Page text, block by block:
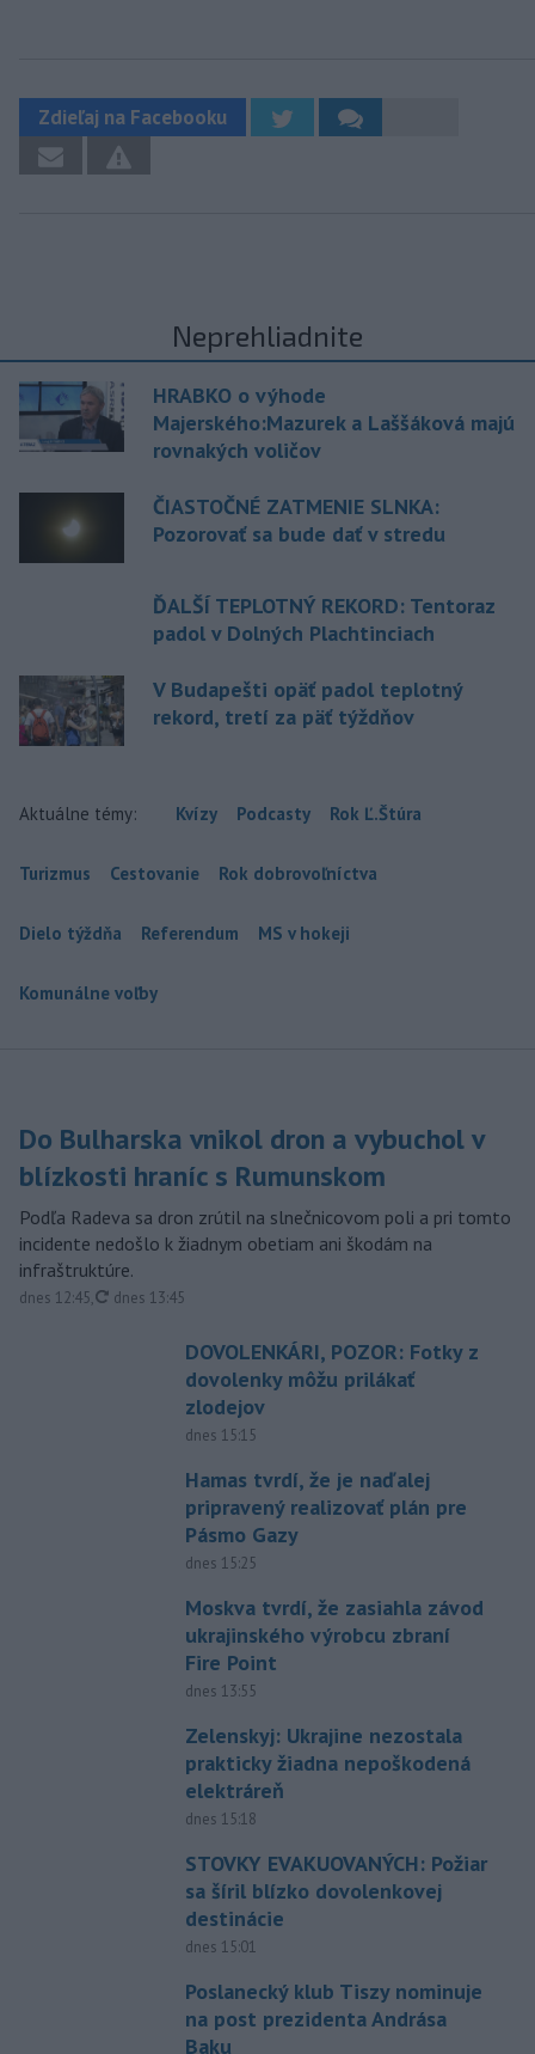
Zdieľaj na Facebooku
Neprehliadnite
HRABKO o výhode
Majerského:Mazurek a Laššáková majú
rovnakých voličov
ČIASTOČNÉ ZATMENIE SLNKA:
Pozorovať sa bude dať v stredu
ĎALŠÍ TEPLOTNÝ REKORD: Tentoraz
padol v Dolných Plachtinciach
V Budapešti opäť padol teplotný
rekord, tretí za päť týždňov
Aktuálne témy: Kvízy Podcasty Rok Ľ.Štúra
Turizmus Cestovanie Rok dobrovoľníctva
Dielo týždňa Referendum MS v hokeji
Komunálne voľby
Do Bulharska vnikol dron a vybuchol v
blízkosti hraníc s Rumunskom
Podľa Radeva sa dron zrútil na slnečnicovom poli a pri tomto
incidente nedošlo k žiadnym obetiam ani škodám na
infraštruktúre.
dnes 12:45, aktualizované
dnes 13:45
DOVOLENKÁRI, POZOR: Fotky z
dovolenky môžu prilákať
zlodejov
dnes 15:15
Hamas tvrdí, že je naďalej
pripravený realizovať plán pre
Pásmo Gazy
dnes 15:25
Moskva tvrdí, že zasiahla závod
ukrajinského výrobcu zbraní
Fire Point
dnes 13:55
Zelenskyj: Ukrajine nezostala
prakticky žiadna nepoškodená
elektráreň
dnes 15:18
STOVKY EVAKUOVANÝCH: Požiar
sa šíril blízko dovolenkovej
destinácie
dnes 15:01
Poslanecký klub Tiszy nominuje
na post prezidenta Andrása
Baku